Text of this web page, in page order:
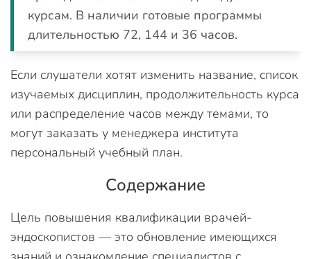
курсам. В наличии готовые программы
длительностью 72, 144 и 36 часов.
Если слушатели хотят изменить название, список
изучаемых дисциплин, продолжительность курса
или распределение часов между темами, то
могут заказать у менеджера института
персональный учебный план.
Содержание
Цель повышения квалификации врачей-
эндоскопистов — это обновление имеющихся